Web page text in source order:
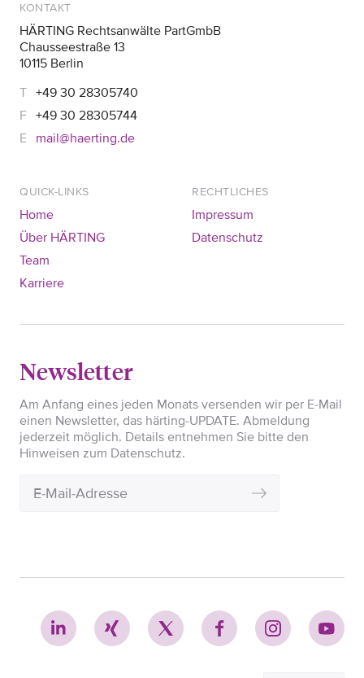
KONTAKT
HÄRTING Rechtsanwälte PartGmbB
Chausseestraße 13
10115 Berlin
+49 30 28305740
+49 30 28305744
mail@haerting.de
QUICK-LINKS
Home
Über HÄRTING
Team
Karriere
RECHTLICHES
Impressum
Datenschutz
Newsletter
Am Anfang eines jeden Monats versenden wir per E-Mail
einen Newsletter, das härting-UPDATE. Abmeldung
jederzeit möglich. Details entnehmen Sie bitte den
Hinweisen zum Datenschutz.